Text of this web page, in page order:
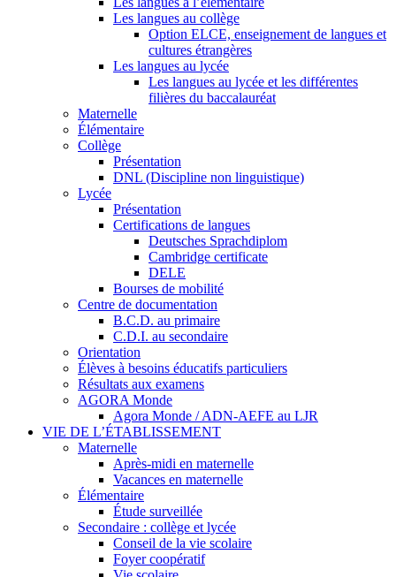
Les langues au collège
Option ELCE, enseignement de langues et
cultures étrangères
Les langues au lycée
Les langues au lycée et les différentes
filières du baccalauréat
Maternelle
Élémentaire
Collège
Présentation
DNL (Discipline non linguistique)
Lycée
Présentation
Certifications de langues
Deutsches Sprachdiplom
Cambridge certificate
DELE
Bourses de mobilité
Centre de documentation
B.C.D. au primaire
C.D.I. au secondaire
Orientation
Élèves à besoins éducatifs particuliers
Résultats aux examens
AGORA Monde
Agora Monde / ADN-AEFE au LJR
VIE DE L’ÉTABLISSEMENT
Maternelle
Après-midi en maternelle
Vacances en maternelle
Élémentaire
Étude surveillée
Secondaire : collège et lycée
Conseil de la vie scolaire
Foyer coopératif